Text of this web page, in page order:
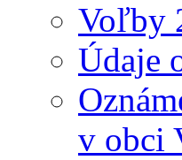
Voľby
Údaje
v obci